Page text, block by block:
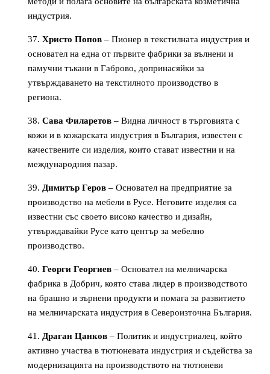
индустрия.
Христо Попов – Пионер в текстилната индустрия и
основател на една от първите фабрики за вълнени и
памучни тъкани в Габрово, допринасяйки за
утвърждаването на текстилното производство в
региона.
Сава Филаретов – Видна личност в търговията с
кожи и в кожарската индустрия в България, известен с
качествените си изделия, които стават известни и на
международния пазар.
Димитър Геров – Основател на предприятие за
производство на мебели в Русе. Неговите изделия са
известни със своето високо качество и дизайн,
утвърждавайки Русе като център за мебелно
производство.
Георги Георгиев – Основател на мелничарска
фабрика в Добрич, която става лидер в производството
на брашно и зърнени продукти и помага за развитието
на мелничарската индустрия в Североизточна България.
Драган Цанков – Политик и индустриалец, който
активно участва в тютюневата индустрия и съдейства за
модернизацията на производството на тютюневи